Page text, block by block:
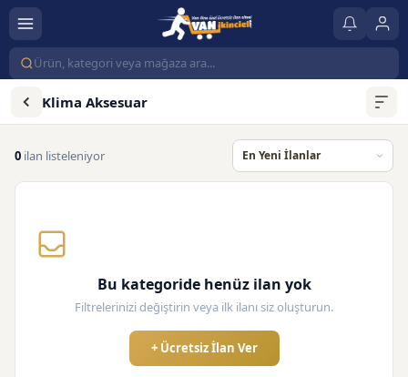
Klima Aksesuar
0 ilan listeleniyor
Bu kategoride henüz ilan yok
Filtrelerinizi değiştirin veya ilk ilanı siz oluşturun.
+ Ücretsiz İlan Ver